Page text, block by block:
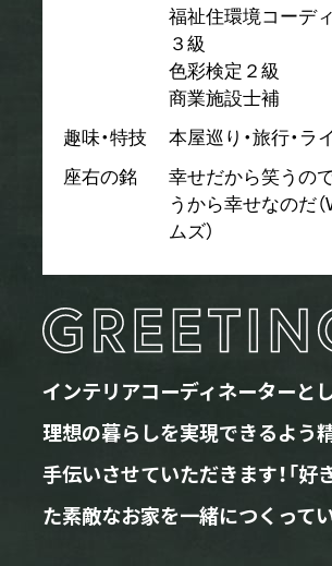
福祉住環境コーデ
３級
色彩検定２級
商業施設士補
趣味・特技
本屋巡り・旅行・ラ
座右の銘
幸せだから笑うの
うから幸せなのだ（
ムズ）
インテリアコーディネーターと
理想の暮らしを実現できるよう
手伝いさせていただきます！「好
た素敵なお家を一緒につくって